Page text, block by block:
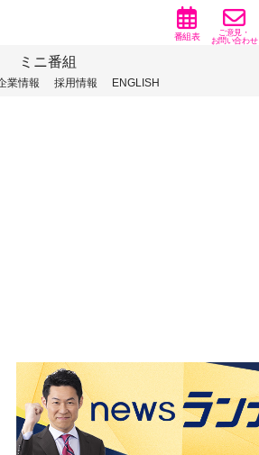
番組表 ご意見・
お問い合わせ
ミニ番組
業情報 採用情報 ENGLISH